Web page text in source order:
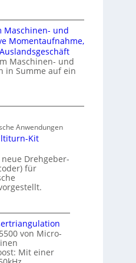
Maschinen- und
Momentaufnahme,
Maschinen- und
in Summe auf ein
Anwendungen
Kit
Drehgeber-
für
von Micro-
Mit einer